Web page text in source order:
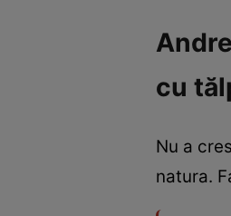
cu
Nu a
natura.